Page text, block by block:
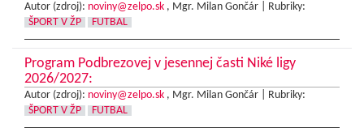
Autor (zdroj): noviny@zelpo.sk , Mgr. Milan Gončár |
Rubriky:
ŠPORT V ŽP
FUTBAL
Program Podbrezovej v jesennej časti Niké ligy
2026/2027:
Autor (zdroj): noviny@zelpo.sk , Mgr. Milan Gončár |
Rubriky:
ŠPORT V ŽP
FUTBAL